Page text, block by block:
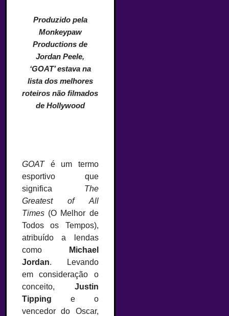
Produzido pela
Monkeypaw
Productions de
Jordan Peele,
‘GOAT’ estava na
lista dos melhores
roteiros não filmados
de Hollywood
GOAT é um termo
esportivo que
significa The
Greatest of All
Times (O Melhor de
Todos os Tempos),
atribuído a lendas
como
Michael
Jordan. Levando
em consideração o
conceito, Justin
Tipping e o
vencedor do Oscar,